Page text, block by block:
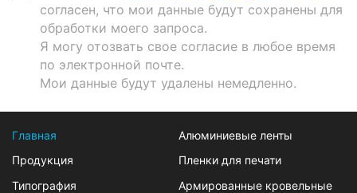
согласен, что мои данные будут сохранены для
обработки моего запроса.
Я могу отозвать свое согласие в любое время
по электронной почте.
Мои данные будут удалены немедленно.
Главная
Продукция
Типография
Алюминиевые ленты
Пленки для печати
Армированные кровельные